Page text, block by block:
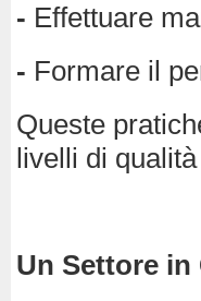
- Effettuare
- Formare il
Queste
livelli di
Un Settore